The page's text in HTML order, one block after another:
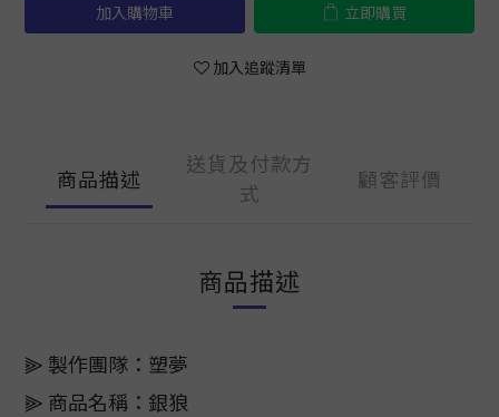
加入購物車 立即購買
加入追蹤清單
商品描述
送貨及付款方
式
顧客評價
商品描述
⫸ 製作團隊：塑夢
⫸ 商品名稱：銀狼